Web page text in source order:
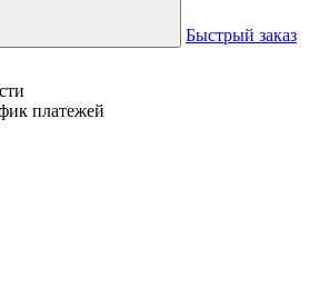
Быстрый заказ
платежей